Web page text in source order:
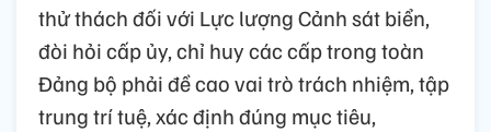
thử thách đối với Lực lượng Cảnh sát biển,
đòi hỏi cấp ủy, chỉ huy các cấp trong toàn
Đảng bộ phải đề cao vai trò trách nhiệm, tập
trung trí tuệ, xác định đúng mục tiêu,